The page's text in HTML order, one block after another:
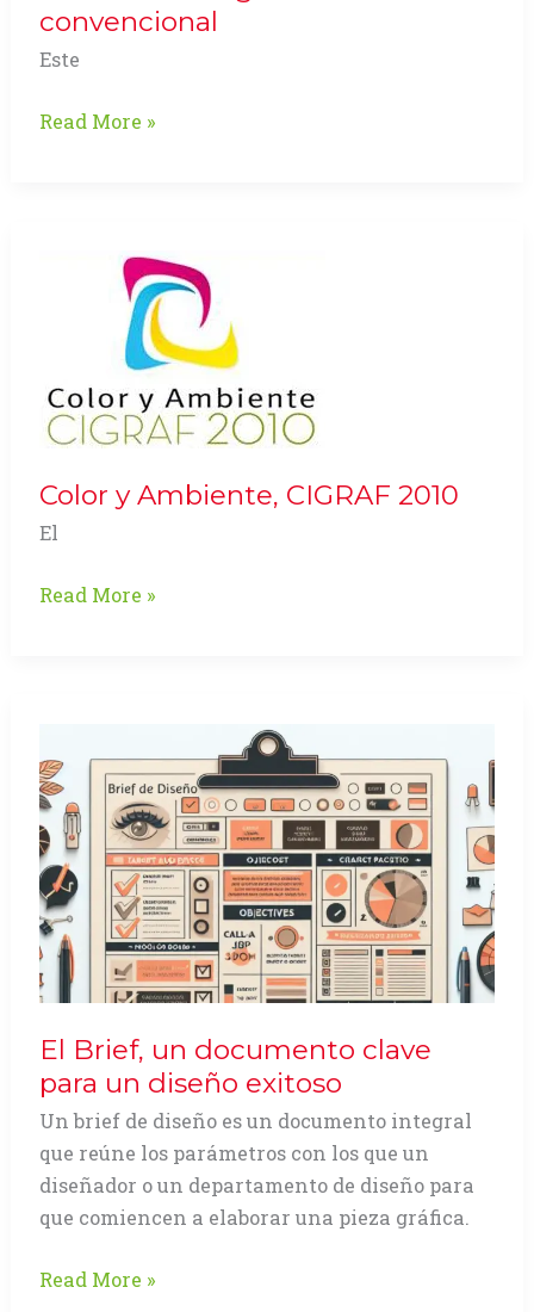
convencional
Este
Una
Read More »
Color y Ambiente, CIGRAF 2010
El
Color
Read More »
El Brief, un documento clave
para un diseño exitoso
Un brief de diseño es un documento integral
que reúne los parámetros con los que un
diseñador o un departamento de diseño para
que comiencen a elaborar una pieza gráfica.
El
Read More »